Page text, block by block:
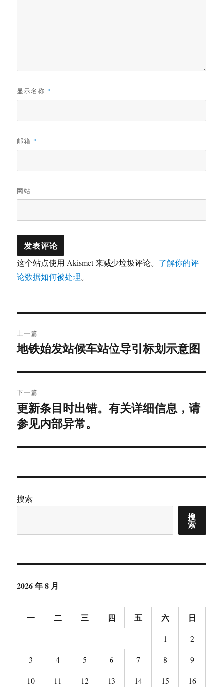
显示名称 *
邮箱 *
网站
这个站点使用 Akismet 来减少垃圾评论。 了解你的评
论数据如何被处理。
章
航
上一篇
上
文
章：
地铁始发站候车站位导引标划示意图
下一篇
下
篇
章：
更新条目时出错。有关详细信息，请
参见内部异常。
搜索
搜
索
2026 年 8 月
一 二 三 四 五 六 日
1
2
3
4 5 6 7 8
9
10
11 12 13 14 15
16